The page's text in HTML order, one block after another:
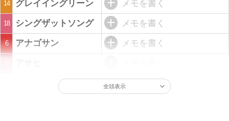
14 グレイイングリーン メモを書く
18 シングザットソング メモを書く
6 アナゴサン メモを書く
全頭表示